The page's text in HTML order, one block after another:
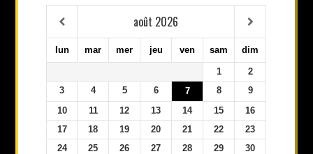
août 2026
lun mar mer jeu ven sam dim
1
2
3
4 5 6 7 8
9
10
11 12 13 14 15
16
17
18 19 20 21 22
23
24
25 26 27 28 29
30